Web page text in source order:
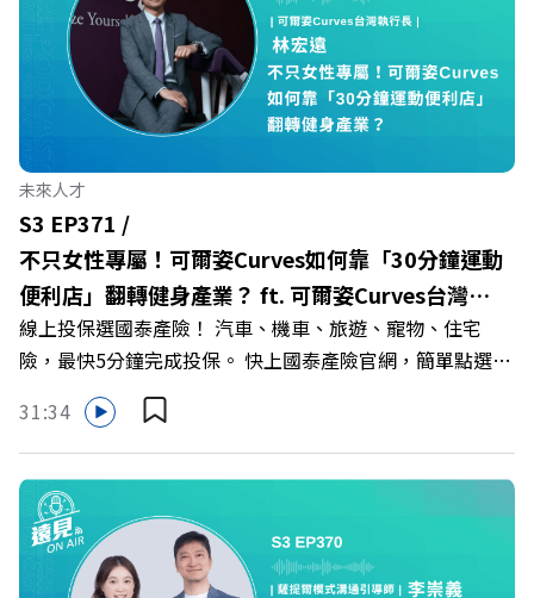
你解析樹德科大如何打造出兼顧學校永續發展與地方創生的
技職教育新典範！ 🔺如何從「傳統私校」轉型為「產學無
縫接軌者」？ 🔺AI如何深度賦能設計與人文學科學群？ 🔺
首創「菲律賓半導體專班」！驚豔科技界的國際精準育才
🔺一舉拿下4大USR專案！深耕地方的溫暖社會責任平台 主
持人／遠見雜誌副社長兼遠見智庫總編輯 李建興 與談人／
樹德科技大學校長 王昭雄 +++++ 🎂歡慶遠見40歲生日！手
速搶下破天荒的獨家優惠
>>>https://gvmkt.pse.is/9e5pbz ✨關注《遠見》更多的社
群： LINE：https://reurl.cc/A4ELQp IG：
https://bit.ly/3AjBWNV YT：https://bit.ly/38jNi9k
Powered by Firstory Hosting
未來人才
S3 EP371 /
不只女性專屬！可爾姿Curves如何靠「30分鐘運動
便利店」翻轉健身產業？ ft. 可爾姿Curves台灣執
行長林宏遠
線上投保選國泰產險！ 汽車、機車、旅遊、寵物、住宅
險，最快5分鐘完成投保。 快上國泰產險官網，簡單點選，
保障立即到位！ https://fstry.pse.is/9eddvv —— 以上為
Firstory Podcast 廣告 —— 在健康意識抬頭、健身產業百
家爭鳴的激烈浪潮下，傳統的健身房該如何轉型突圍？ 本
集《遠見ON AIR》邀請到可爾姿Curves台灣執行長林宏
遠，帶你解析可爾姿如何打造出兼顧健康生活與女力創業的
健身新契機！ 🔺如何從「傳統大型健身房」轉型為「社區
運動便利店」？ 🔺運動如何落實最貼心的「女性專屬、零
31:34